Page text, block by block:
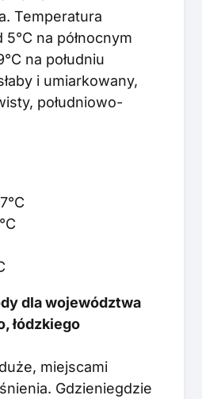
Temperatura
na północnym
na południu
i umiarkowany,
południowo-
9°C
dla województwa
łódzkiego
miejscami
Gdzieniegdzie